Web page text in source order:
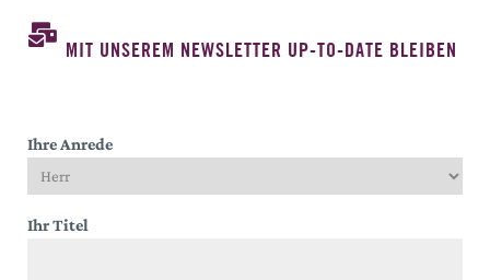
MIT UNSEREM NEWSLETTER UP-TO-DATE BLEIBEN
Ihre Anrede
Ihr Titel